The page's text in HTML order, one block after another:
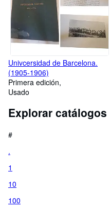
Univcersidad de Barcelona.
(1905-1906)
Primera edición
Usado
Explorar catálogos
#
.
1
10
100